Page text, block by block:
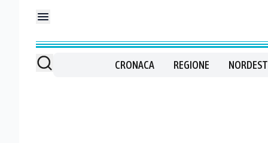
CRONACA REGIONE NORDEST